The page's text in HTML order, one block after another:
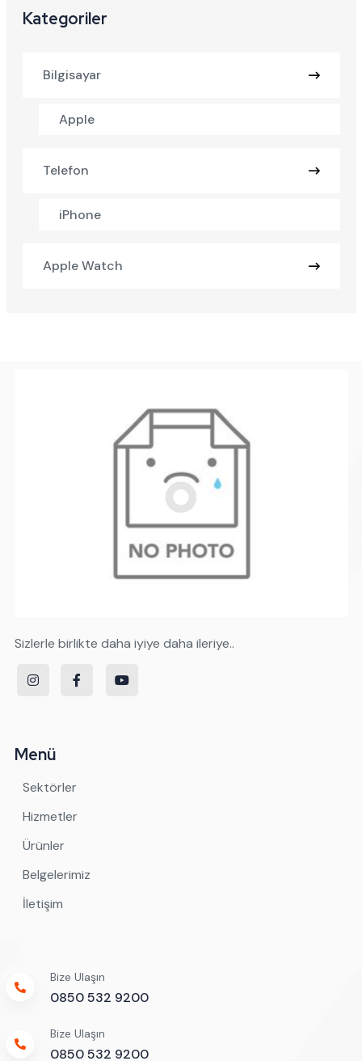
Kategoriler
Bilgisayar
Apple
Telefon
iPhone
Apple Watch
Sizlerle birlikte daha iyiye daha ileriye..
Menü
Sektörler
Hizmetler
Ürünler
Belgelerimiz
İletişim
Bize Ulaşın
0850 532 9200
Bize Ulaşın
0850 532 9200